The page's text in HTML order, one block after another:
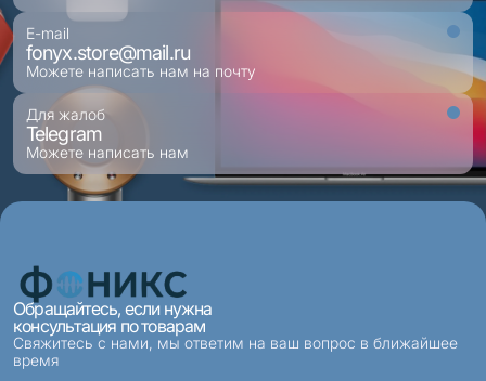
E-mail
fonyx.store@mail.ru
Можете написать нам на почту
Для жалоб
Telegram
Можете написать нам
Обращайтесь, если нужна
консультация по товарам
Свяжитесь с нами, мы ответим на ваш вопрос в ближайшее
время